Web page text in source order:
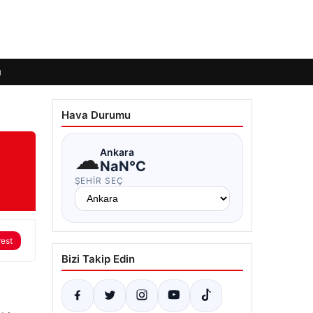
Hava Durumu
☁Ankara
NaN°C
ŞEHIR SEÇ
Bizi Takip Edin